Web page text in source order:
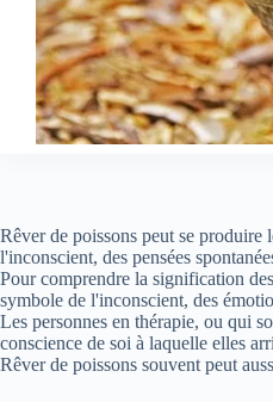
Rêver de poissons peut se produire
l'inconscient, des pensées
Pour comprendre la signification
symbole de l'inconscient, des
Les personnes en thérapie, ou qui
conscience de soi à laquelle elles
Rêver de poissons souvent peut